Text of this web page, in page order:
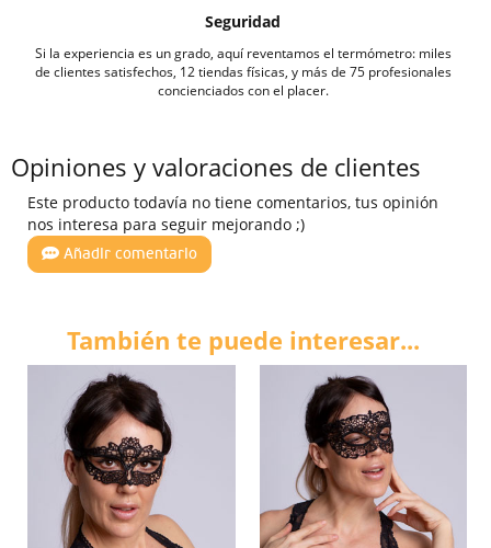
Seguridad
Si la experiencia es un grado, aquí reventamos el termómetro: miles
de clientes satisfechos, 12 tiendas físicas, y más de 75 profesionales
concienciados con el placer.
Opiniones y valoraciones de clientes
Este producto todavía no tiene comentarios, tus opinión
nos interesa para seguir mejorando ;)
Añadir comentario
También te puede interesar...